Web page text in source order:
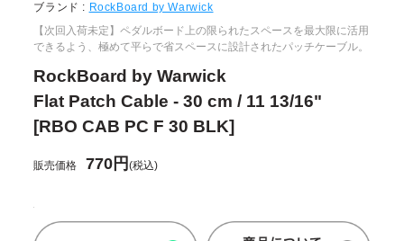
ブランド : RockBoard by Warwick
【次回入荷未定】ペダルボード上の限られたスペースを最大限に活用
できるよう、極めて平らで省スペースに設計されたパッチケーブル。
RockBoard by Warwick
Flat Patch Cable - 30 cm / 11 13/16"
[RBO CAB PC F 30 BLK]
販売価格 770円(税込)